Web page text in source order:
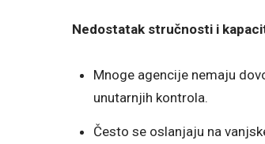
Nedostatak stručnosti i
Mnoge agencije nemaju
unutarnjih kontrola.
Često se oslanjaju na